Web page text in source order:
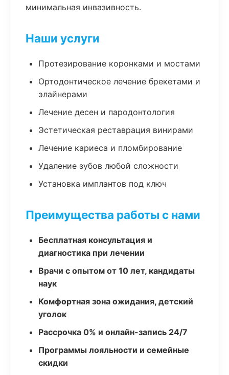
минимальная инвазивность.
Наши услуги
Протезирование коронками и мостами
Ортодонтическое лечение брекетами и
элайнерами
Лечение десен и пародонтология
Эстетическая реставрация винирами
Лечение кариеса и пломбирование
Удаление зубов любой сложности
Установка имплантов под ключ
Преимущества работы с нами
Бесплатная консультация и
диагностика при лечении
Врачи с опытом от 10 лет, кандидаты
наук
Комфортная зона ожидания, детский
уголок
Рассрочка 0% и онлайн-запись 24/7
Программы лояльности и семейные
скидки